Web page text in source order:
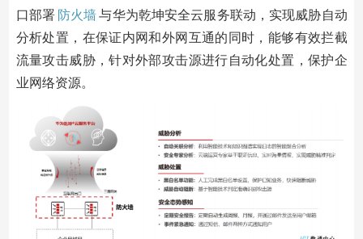
口部署 防火墙 与华为乾坤安全云服务联动，实现威胁自动
分析处置，在保证内网和外网互通的同时，能够有效拦截
流量攻击威胁，针对外部攻击源进行自动化处置，保护企
业网络资源。